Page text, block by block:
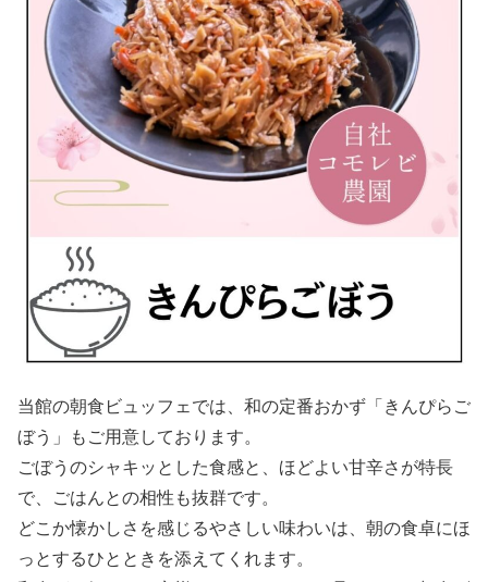
当館の朝食ビュッフェでは、和の定番おかず「きんぴらご
ぼう」もご用意しております。
ごぼうのシャキッとした食感と、ほどよい甘辛さが特長
で、ごはんとの相性も抜群です。
どこか懐かしさを感じるやさしい味わいは、朝の食卓にほ
っとするひとときを添えてくれます。